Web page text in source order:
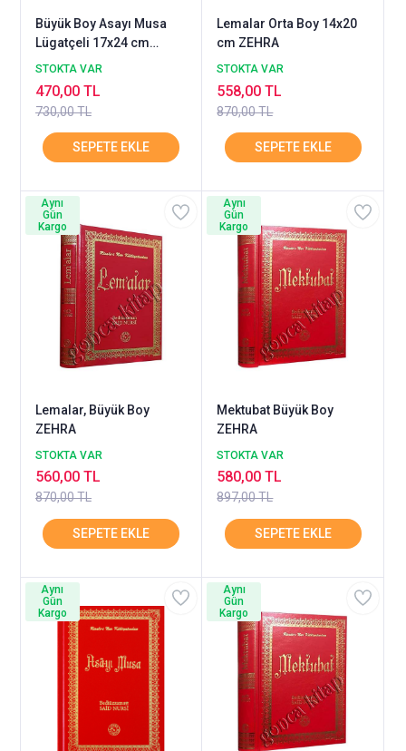
Büyük Boy Asayı Musa
Lügatçeli 17x24 cm
ZEHRA
STOKTA VAR
730,00 TL
470,00 TL
Lemalar Orta Boy 14x20
cm ZEHRA
STOKTA VAR
870,00 TL
558,00 TL
Lemalar, Büyük Boy
ZEHRA
STOKTA VAR
870,00 TL
560,00 TL
Aynı
Gün
Kargo
Mektubat Büyük Boy
ZEHRA
STOKTA VAR
897,00 TL
580,00 TL
Aynı
Gün
Kargo
Aynı
Gün
Kargo
Aynı
Gün
Kargo